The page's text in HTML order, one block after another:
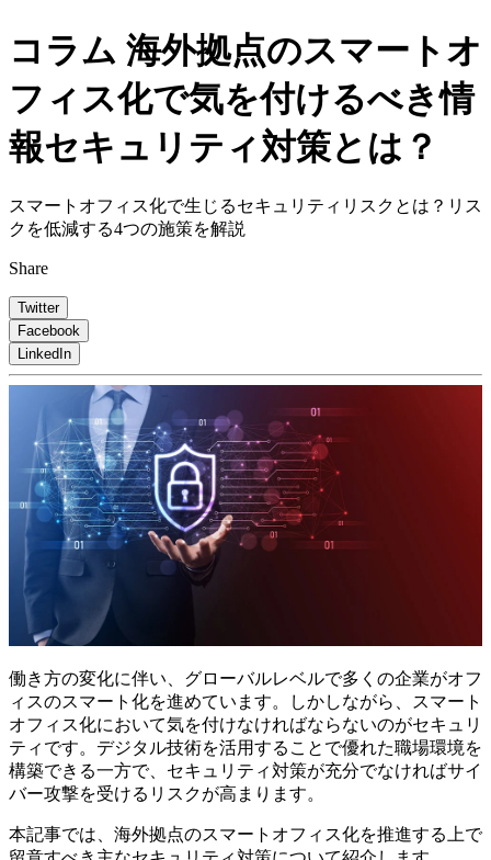
コラム 海外拠点のスマートオ
フィス化で気を付けるべき情
報セキュリティ対策とは？
スマートオフィス化で生じるセキュリティリスクとは？リス
クを低減する4つの施策を解説
Share
Twitter
Facebook
LinkedIn
働き方の変化に伴い、グローバルレベルで多くの企業がオフ
ィスのスマート化を進めています。しかしながら、スマート
オフィス化において気を付けなければならないのがセキュリ
ティです。デジタル技術を活用することで優れた職場環境を
構築できる一方で、セキュリティ対策が充分でなければサイ
バー攻撃を受けるリスクが高まります。
本記事では、海外拠点のスマートオフィス化を推進する上で